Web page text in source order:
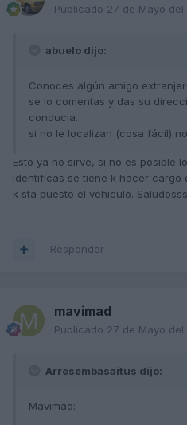
Publicado 27 de Mayo del
abuelo dijo:
Conoces algún amigo
se lo comentas y das su
conducia.
si no le localizan (cosa fácil)
Esto ya no sirve, si no es posible
identificas se tiene k hacer cargo
k sta puesto el vehiculo. Saludosss
Responder
mavimad
Publicado 27 de Mayo del
Arresembasaitus dijo:
Mavimad: